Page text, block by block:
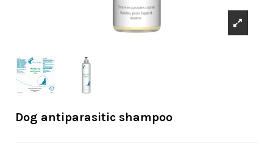
Dog antiparasitic shampoo